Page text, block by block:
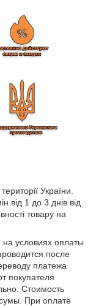
України.
від 1 до 3 днів від
товару на
условиях оплаты
после
платежа
покупателя
Стоимость
При оплате